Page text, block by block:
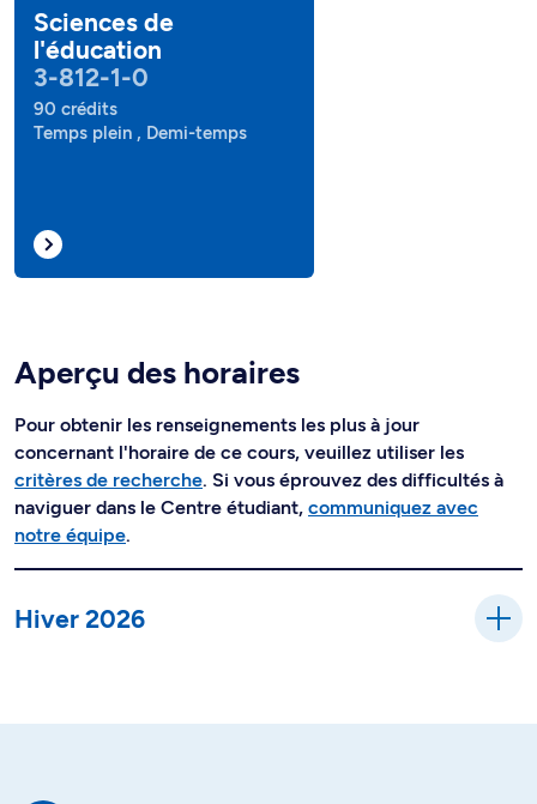
Sciences de
l'éducation
3-812-1-0
90 crédits
Temps plein , Demi-temps
Aperçu des horaires
Pour obtenir les renseignements les plus à jour
concernant l'horaire de ce cours, veuillez utiliser les
critères de recherche. Si vous éprouvez des difficultés à
naviguer dans le Centre étudiant, communiquez avec
notre équipe.
Hiver 2026